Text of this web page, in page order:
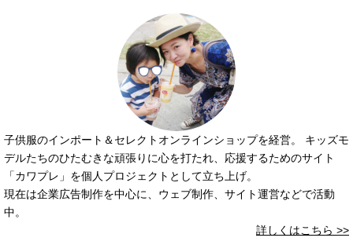
子供服のインポート＆セレクトオンラインショップを経営。 キッズモ
デルたちのひたむきな頑張りに心を打たれ、応援するためのサイト
「カワプレ」を個人プロジェクトとして立ち上げ。
現在は企業広告制作を中心に、ウェブ制作、サイト運営などで活動
中。
詳しくはこちら >>